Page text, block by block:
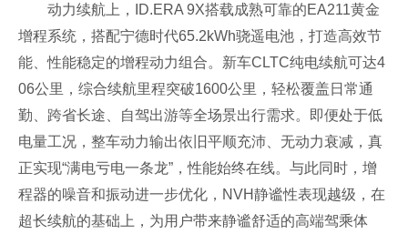
动力续航上，ID.ERA 9X搭载成熟可靠的EA211黄金
增程系统，搭配宁德时代65.2kWh骁遥电池，打造高效节
能、性能稳定的增程动力组合。新车CLTC纯电续航可达4
06公里，综合续航里程突破1600公里，轻松覆盖日常通
勤、跨省长途、自驾出游等全场景出行需求。即便处于低
电量工况，整车动力输出依旧平顺充沛、无动力衰减，真
正实现“满电亏电一条龙”，性能始终在线。与此同时，增
程器的噪音和振动进一步优化，NVH静谧性表现越级，在
超长续航的基础上，为用户带来静谧舒适的高端驾乘体